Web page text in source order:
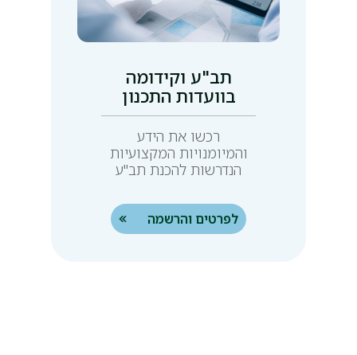
תב"ע וקידומה
בוועדות התכנון
רכשו את הידע
והמיומנויות המקצועיות
הנדרשות להכנת תב"ע
בוועדות התכנון בישראל
לפרטים והרשמה